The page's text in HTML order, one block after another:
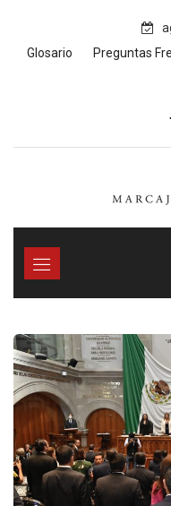
contentGlosario
Preguntas